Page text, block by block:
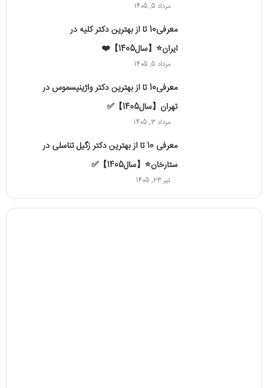
مرداد 5, 1405
معرفی10 تا از بهترین دکتر کلیه در
ایران⭐【سال1405】❤️
مرداد 5, 1405
معرفی10 تا از بهترین دکتر واژینیسموس در
تهران【سال1405】✅
مرداد 3, 1405
معرفی 10 تا از بهترین دکتر زگیل تناسلی در
ستارخان⭐【سال1405】✅
تیر 23, 1405